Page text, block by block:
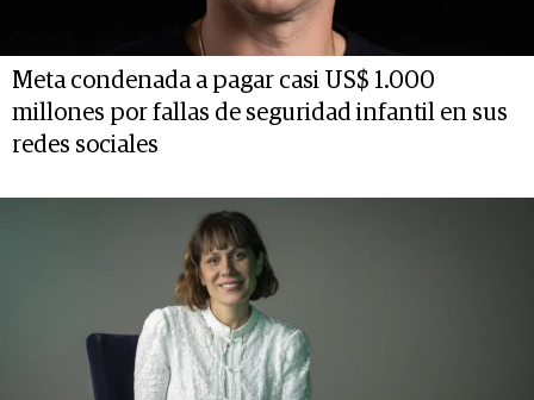
Meta condenada a pagar casi US$ 1.000
millones por fallas de seguridad infantil en sus
redes sociales